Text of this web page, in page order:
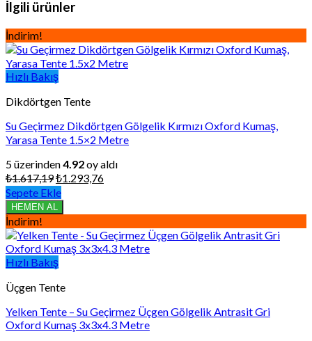
İlgili ürünler
İndirim!
Hızlı Bakış
Dikdörtgen Tente
Su Geçirmez Dikdörtgen Gölgelik Kırmızı Oxford Kumaş,
Yarasa Tente 1.5×2 Metre
5 üzerinden4.92oy aldı
₺1.617,19Orijinal
fiyat:
₺1.617,19.
₺1.293,76
₺1.293,76.
Sepete Ekle
HEMEN AL
İndirim!
Hızlı Bakış
Üçgen Tente
Yelken Tente – Su Geçirmez Üçgen Gölgelik Antrasit Gri
Oxford Kumaş 3x3x4.3 Metre